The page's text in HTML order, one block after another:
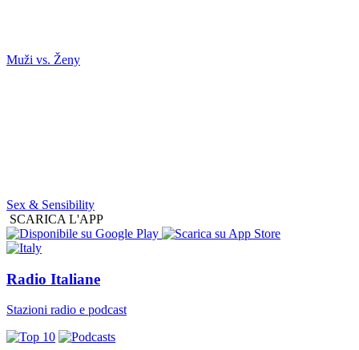
Muži vs. Ženy
Sex & Sensibility
SCARICA L'APP
Radio Italiane
Stazioni radio e podcast